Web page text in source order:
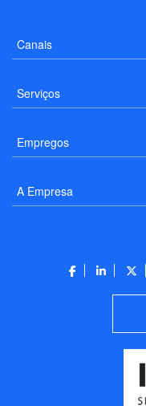
Canais
Serviços
Empregos
A Empresa